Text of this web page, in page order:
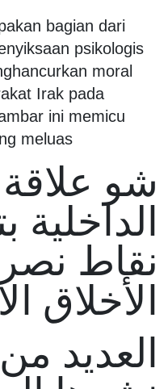
bagian dari
psikologis
moral
Irak pada
ini memicu
meluas
شو
نقاط
الأخلاق
العديد